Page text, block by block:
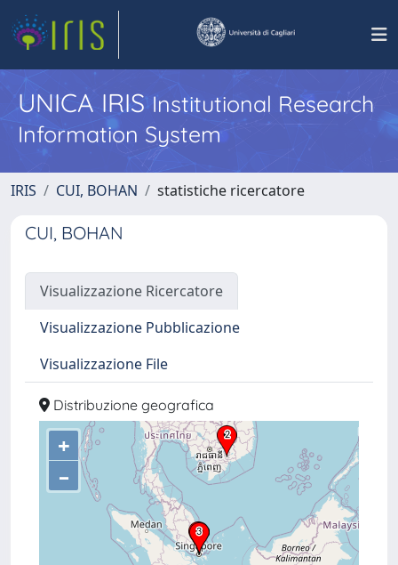
UNICA IRISInstitutional Research
Information System
IRIS CUI, BOHAN statistiche ricercatore
CUI, BOHAN
Visualizzazione Ricercatore
Visualizzazione Pubblicazione
Visualizzazione File
Distribuzione geografica
+
–